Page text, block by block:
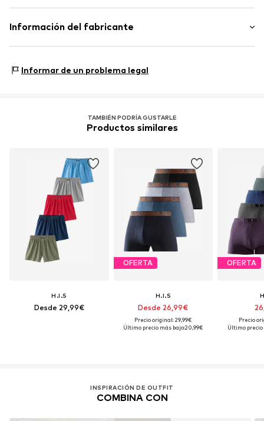
Artículo n.º AUU0004002000001
Altura del abdomen: Tiro medio
Material superior: 95% Algodón, 5% Elastán
Información del fabricante
22179 Hamburg
Informar de un problema legal
TAMBIÉN PODRÍA GUSTARLE
Productos similares
H.I.S
Desde 29,99€
OFERTA
H.I.S
Desde 26,99€
Precio original: 29,99€
Último precio más bajo:20,99€
OFERTA
Precio
Último precio
INSPIRACIÓN DE OUTFIT
COMBINA CON